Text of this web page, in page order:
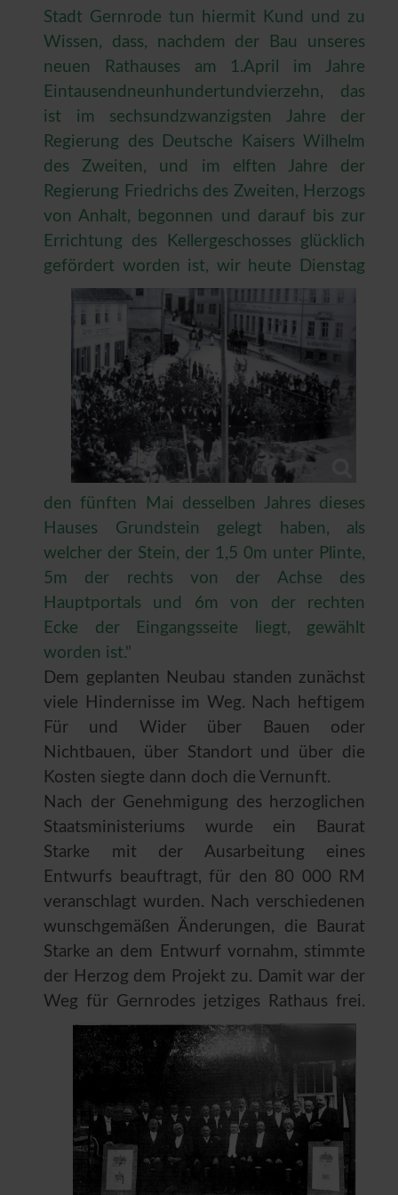
Stadt Gernrode tun hiermit Kund und zu
Wissen, dass, nachdem der Bau unseres
neuen Rathauses am 1.April im Jahre
Eintausendneunhundertundvierzehn, das
ist im sechsundzwanzigsten Jahre der
Regierung des Deutsche Kaisers Wilhelm
des Zweiten, und im elften Jahre der
Regierung Friedrichs des Zweiten, Herzogs
von Anhalt, begonnen und darauf bis zur
Errichtung des Kellergeschosses glücklich
gefördert worden ist, wir heute Dienstag
den fünften Mai desselben Jahres dieses
Hauses Grundstein gelegt haben, als
welcher der Stein, der 1,5 0m unter Plinte,
5m der rechts von der Achse des
Hauptportals und 6m von der rechten
Ecke der Eingangsseite liegt, gewählt
worden ist."
Dem geplanten Neubau standen zunächst
viele Hindernisse im Weg. Nach heftigem
Für und Wider über Bauen oder
Nichtbauen, über Standort und über die
Kosten siegte dann doch die Vernunft.
Nach der Genehmigung des herzoglichen
Staatsministeriums wurde ein Baurat
Starke mit der Ausarbeitung eines
Entwurfs beauftragt, für den 80 000 RM
veranschlagt wurden. Nach verschiedenen
wunschgemäßen Änderungen, die Baurat
Starke an dem Entwurf vornahm, stimmte
der Herzog dem Projekt zu. Damit war der
Weg für Gernrodes jetziges
Rathaus frei.